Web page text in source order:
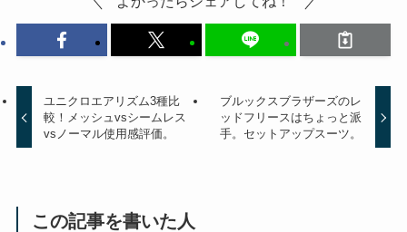
ユニクロエアリズム3種比
較！メッシュvsシームレス
vsノーマル使用感評価。
ブルックスブラザーズのレ
ッドフリースはちょっと派
手。セットアップスーツ。
この記事を書いた人